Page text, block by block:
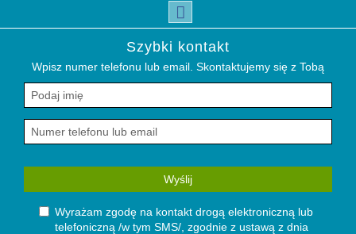
Szybki kontakt
Wpisz numer telefonu lub email. Skontaktujemy się z Tobą
Wyślij
Wyrażam zgodę na kontakt drogą elektroniczną lub
telefoniczną /w tym SMS/, zgodnie z ustawą z dnia